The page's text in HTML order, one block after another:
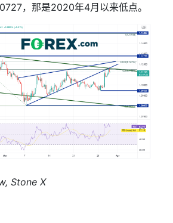
，那是2020年4月以来低点。
Stone X